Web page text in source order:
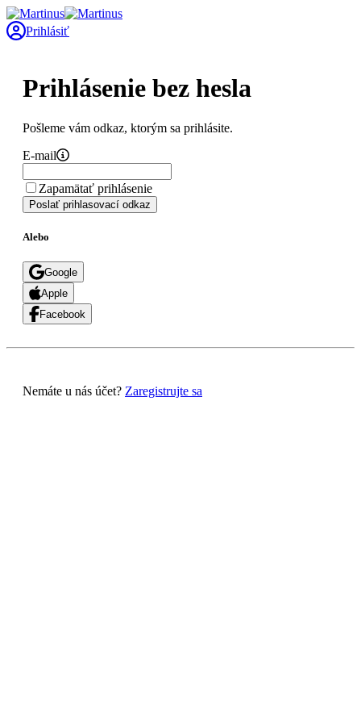
Prihlásiť
Prihlásenie bez hesla
Pošleme vám odkaz, ktorým sa prihlásite.
E-mail
Zapamätať prihlásenie
Poslať prihlasovací odkaz
Alebo
Google
Apple
Facebook
Nemáte u nás účet? Zaregistrujte sa